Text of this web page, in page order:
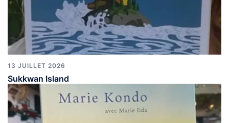
13 JUILLET 2026
Sukkwan Island